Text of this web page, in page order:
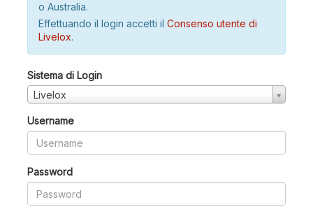
o Australia.
Effettuando il login accetti il Consenso utente di
Livelox.
Sistema di Login
Livelox
Username
Password